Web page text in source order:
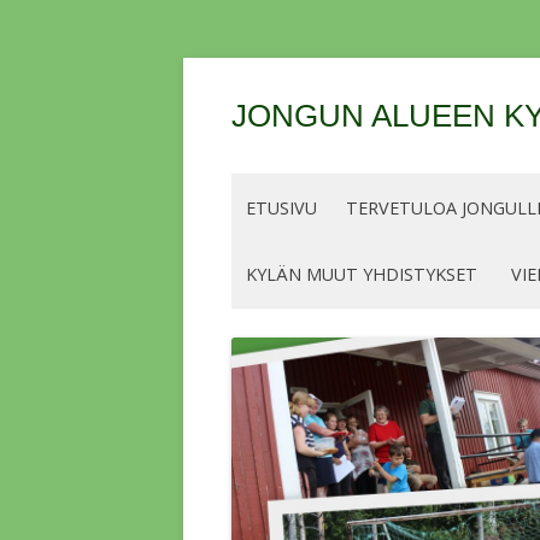
JONGUN ALUEEN
ETUSIVU TERVETULOA
KYLÄN MUUT YHDISTYKSET
HINNAT KALASTUSKAUDELLE 2026